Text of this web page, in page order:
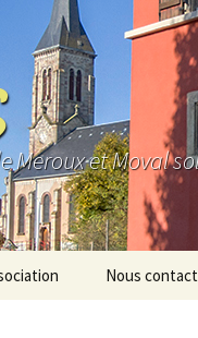
Meroux et Moval
Nous